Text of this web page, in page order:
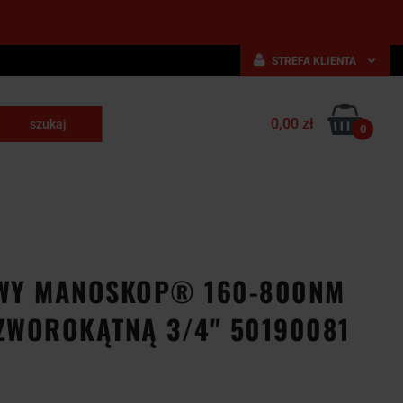
STREFA KLIENTA
Zaloguj się
Zarejestruj się
0,00 zł 0
MANOSKOP® 160-800NM
3/4" 50190081